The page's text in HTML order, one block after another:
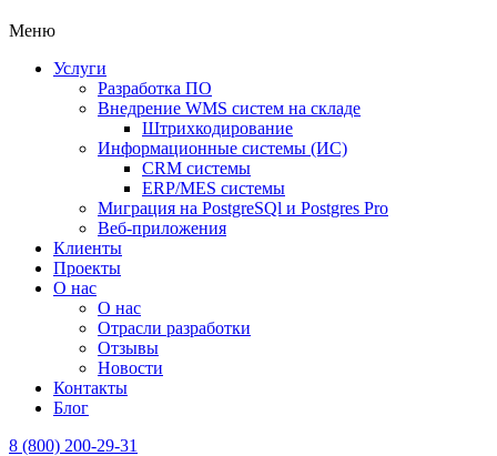
Меню
Услуги
Разработка ПО
Внедрение WMS систем на складе
Штрихкодирование
Информационные системы (ИС)
CRM системы
ERP/MES системы
Миграция на PostgreSQl и Postgres Pro
Веб-приложения
Клиенты
Проекты
О нас
О нас
Отрасли разработки
Отзывы
Новости
Контакты
Блог
8 (800) 200-29-31